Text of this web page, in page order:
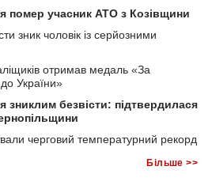
помер учасник АТО з Козівщини
зник чоловік із серйозними
отримав медаль «За
України»
зниклим безвісти: підтвердилася
черговий температурний рекорд
Більше >>